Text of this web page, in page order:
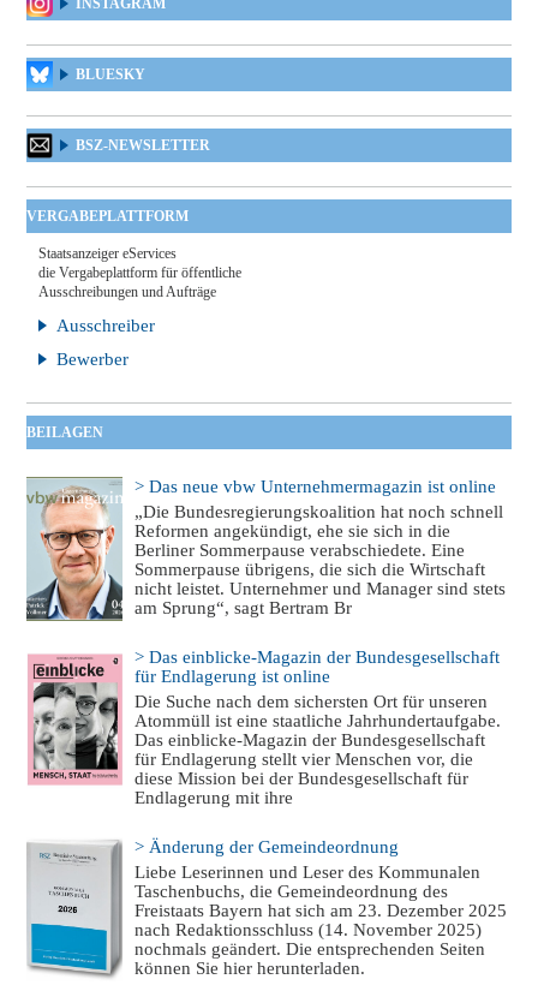
INSTAGRAM
BLUESKY
BSZ-NEWSLETTER
VERGABEPLATTFORM
Staatsanzeiger eServices
die Vergabeplattform für öffentliche
Ausschreibungen und Aufträge
Ausschreiber
Bewerber
BEILAGEN
> Das neue vbw Unternehmermagazin ist online
„Die Bundesregierungskoalition hat noch schnell
Reformen angekündigt, ehe sie sich in die
Berliner Sommerpause verabschiedete. Eine
Sommerpause übrigens, die sich die Wirtschaft
nicht leistet. Unternehmer und Manager sind stets
am Sprung“, sagt Bertram Br
> Das einblicke-Magazin der Bundesgesellschaft
für Endlagerung ist online
Die Suche nach dem sichersten Ort für unseren
Atommüll ist eine staatliche Jahrhundertaufgabe.
Das einblicke-Magazin der Bundesgesellschaft
für Endlagerung stellt vier Menschen vor, die
diese Mission bei der Bundesgesellschaft für
Endlagerung mit ihre
> Änderung der Gemeindeordnung
Liebe Leserinnen und Leser des Kommunalen
Taschenbuchs, die Gemeindeordnung des
Freistaats Bayern hat sich am 23. Dezember 2025
nach Redaktionsschluss (14. November 2025)
nochmals geändert. Die entsprechenden Seiten
können Sie hier herunterladen.